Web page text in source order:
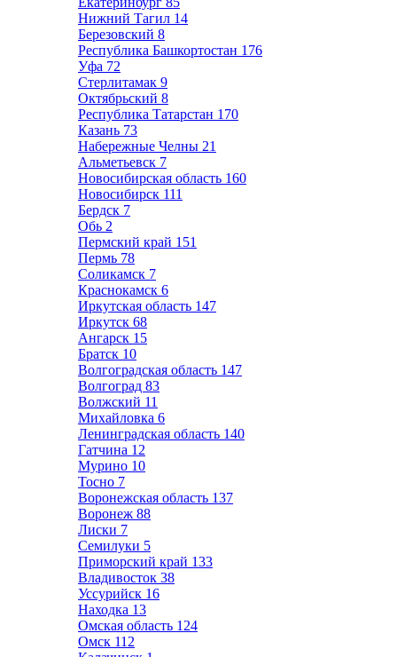
Нижний Тагил 14
Березовский 8
Республика Башкортостан 176
Уфа 72
Стерлитамак 9
Октябрьский 8
Республика Татарстан 170
Казань 73
Набережные Челны 21
Альметьевск 7
Новосибирская область 160
Новосибирск 111
Бердск 7
Обь 2
Пермский край 151
Пермь 78
Соликамск 7
Краснокамск 6
Иркутская область 147
Иркутск 68
Ангарск 15
Братск 10
Волгоградская область 147
Волгоград 83
Волжский 11
Михайловка 6
Ленинградская область 140
Гатчина 12
Мурино 10
Тосно 7
Воронежская область 137
Воронеж 88
Лиски 7
Семилуки 5
Приморский край 133
Владивосток 38
Уссурийск 16
Находка 13
Омская область 124
Омск 112